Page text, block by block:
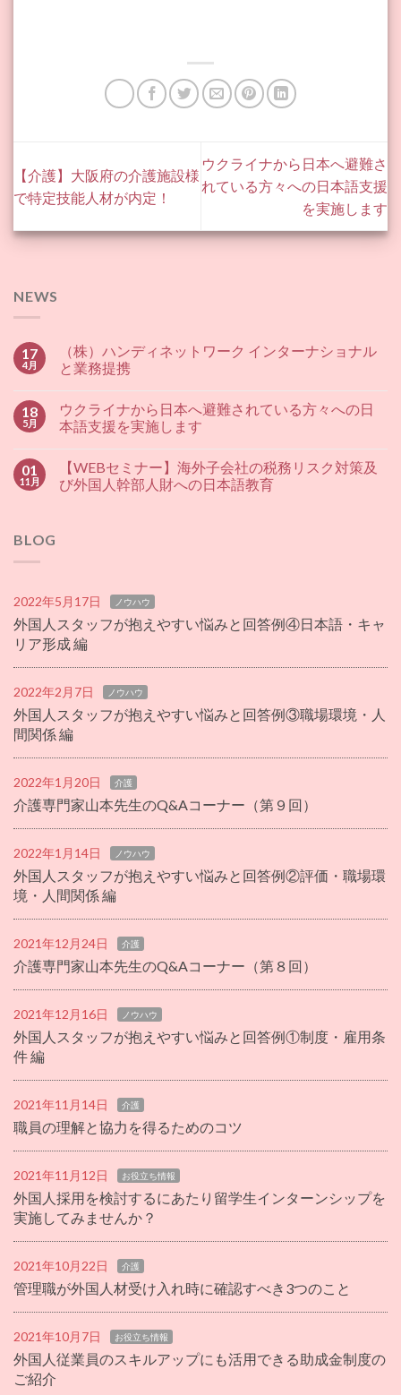
【介護】大阪府の介護施設様
で特定技能人材が内定！
ウクライナから日本へ避難さ
れている方々への日本語支援
を実施します
NEWS
17
4月
（株）ハンディネットワーク インターナショナル
と業務提携
18
5月
ウクライナから日本へ避難されている方々への日
本語支援を実施します
01
11月
【WEBセミナー】海外子会社の税務リスク対策及
び外国人幹部人財への日本語教育
BLOG
2022年5月17日 ノウハウ
外国人スタッフが抱えやすい悩みと回答例④日本語・キャ
リア形成 編
2022年2月7日 ノウハウ
外国人スタッフが抱えやすい悩みと回答例③職場環境・人
間関係 編
2022年1月20日 介護
介護専門家山本先生のQ&Aコーナー（第９回）
2022年1月14日 ノウハウ
外国人スタッフが抱えやすい悩みと回答例②評価・職場環
境・人間関係 編
2021年12月24日 介護
介護専門家山本先生のQ&Aコーナー（第８回）
2021年12月16日 ノウハウ
外国人スタッフが抱えやすい悩みと回答例①制度・雇用条
件 編
2021年11月14日 介護
職員の理解と協力を得るためのコツ
2021年11月12日 お役立ち情報
外国人採用を検討するにあたり留学生インターンシップを
実施してみませんか？
2021年10月22日 介護
管理職が外国人材受け入れ時に確認すべき3つのこと
2021年10月7日 お役立ち情報
外国人従業員のスキルアップにも活用できる助成金制度の
ご紹介